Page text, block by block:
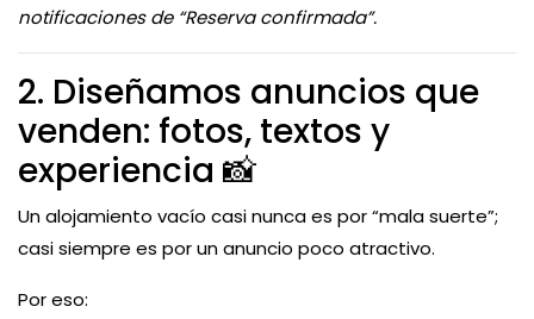
notificaciones de “Reserva confirmada”.
2. Diseñamos anuncios que
venden: fotos, textos y
experiencia 📸
Un alojamiento vacío casi nunca es por “mala suerte”;
casi siempre es por un anuncio poco atractivo.
Por eso: